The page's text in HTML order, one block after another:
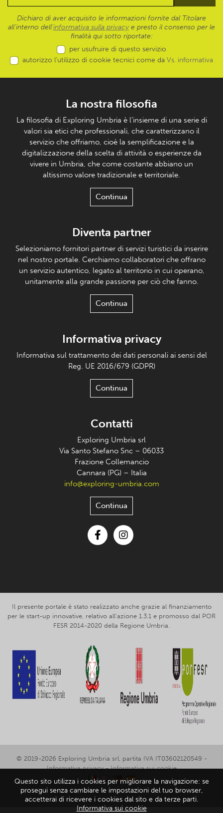
Dichiaro di aver acquisito le informazioni fornite dal Titolare
all’interno dell'informativa sulla privacy e presto il consenso per le
finalità qui sotto riportate:
per usufruire di questo servizio
autorizzo l’utilizzo di cookie tecnici come da Vs. informativa
La nostra filosofia
La filosofia di Exploring Umbria è l’insieme di una serie di
valori sia etici che professionali, che caratterizzano il
servizio che offriamo, cioè la semplificazione e la
digitalizzazione della scelta di attività o esperienze da
vivere in Umbria, che come costante abbiano un
altissimo valore tradizionale e territoriale.
Continua
Diventa partner
Selezioniamo fornitori partner di servizi turistici da inserire
nel nostro portale. Cerchiamo collaboratori che offrano
un servizio autentico, legato al territorio in cui operano,
unitamente alla grande passione per ciò che fanno.
Continua
Informativa privacy
Informativa sul trattamento dei dati personali ai sensi del
Reg. UE 2016/679 (GDPR)
Continua
Contatti
Exploring Umbria srl
Via Santo Stefano Snc – 06033
Frazione Collemancio
Cannara (PG) – Italia
info@exploring-umbria.com
Continua
Il presente portale è stato realizzato anche grazie al finanziamento
per le start-up innovative, relativo all’azione 1.3.1 e promosso dal POR
FESR 2014-2020 della Regione Umbria.
© 2019-2026 Exploring Umbria srl, partita IVA IT03602120549 -
Informativa privacy-Informativa sui cookie
Questo sito utilizza i cookies per migliorare la navigazione: se
prosegui senza cambiare le impostazioni del tuo browser,
accetterai di ricevere i cookies dal sito e da terze parti.
Informativa sui cookie